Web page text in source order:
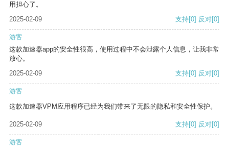
用担心了。
2025-02-09
支持[0] 反对[0]
游客
这款加速器app的安全性很高，使用过程中不会泄露个人信息，让我非常
放心。
2025-02-09
支持[0] 反对[0]
游客
这款加速器VPM应用程序已经为我们带来了无限的隐私和安全性保护。
2025-02-09 支持[0] 反对[0]
游客